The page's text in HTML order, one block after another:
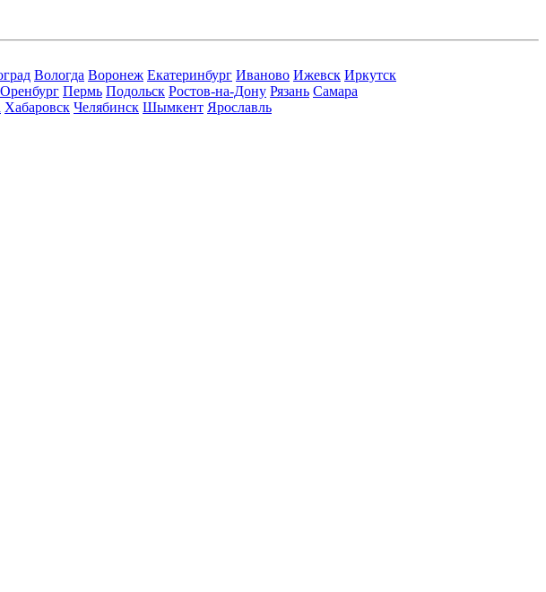
Вологда Воронеж Екатеринбург Иваново Ижевск Иркутск
Оренбург Пермь Подольск Ростов-на-Дону Рязань Самара
Хабаровск Челябинск Шымкент Ярославль